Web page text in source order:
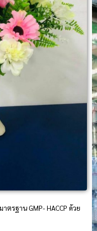
ตรฐาน GMP- HACCP ด้วย